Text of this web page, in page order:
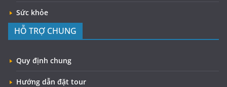
Sức khỏe
HỖ TRỢ CHUNG
Quy định chung
Hướng dẫn đặt tour